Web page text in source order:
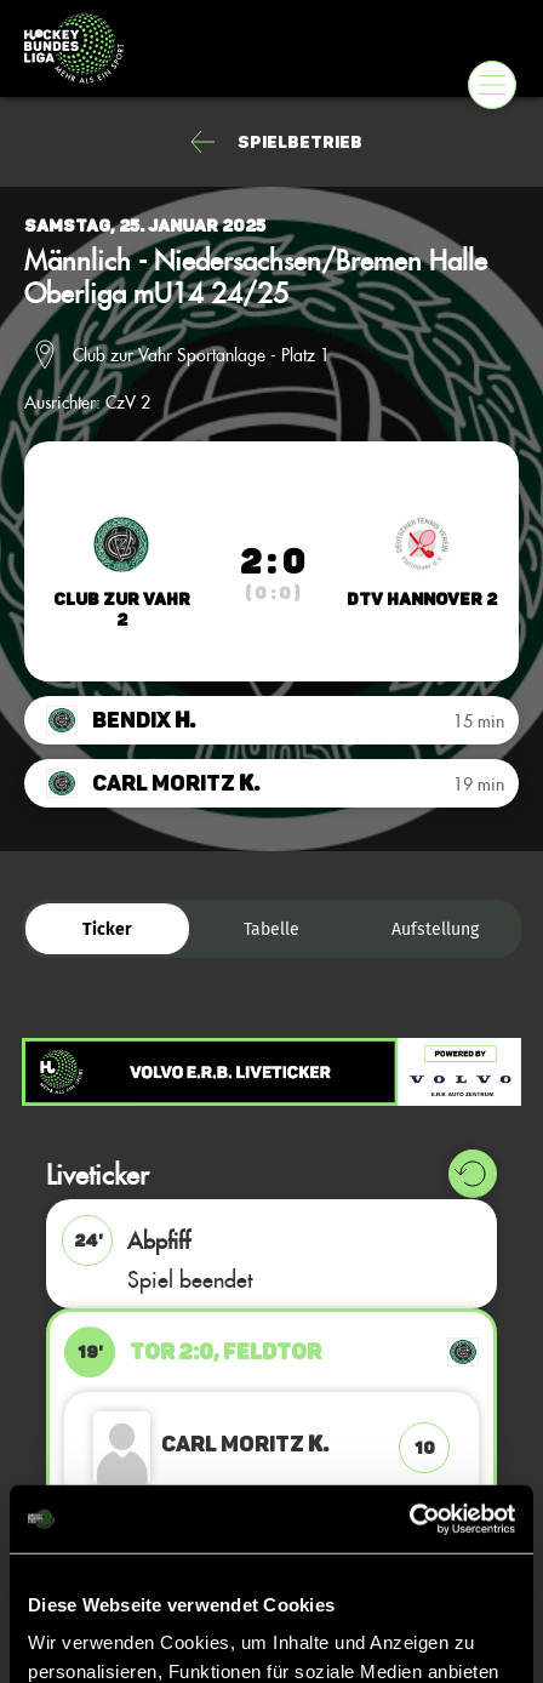
Diese Webseite verwendet Cookies
Wir verwenden Cookies, um Inhalte und Anzeigen zu
personalisieren, Funktionen für soziale Medien anbieten
Spielbetrieb
Samstag, 25. Januar 2025
Männlich - Niedersachsen/Bremen Halle
Oberliga mU14 24/25
Club zur Vahr Sportanlage - Platz 1
Ausrichter:CzV 2
Club zur Vahr
2
2 : 0
( 0 : 0 ) DTV Hannover 2
BendixH. 15 min
Carl Moritz K. 19 min
Ticker Tabelle Aufstellung
Liveticker
24'
Abpfiff
Spiel beendet
19' TOR 2:0, FELDTOR
Carl Moritz K. 10
KURZE ECKE - VERGEBEN
16' KURZE ECKE